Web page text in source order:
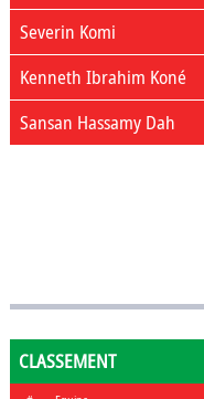
Severin Komi
Kenneth Ibrahim Koné
Sansan Hassamy Dah
CLASSEMENT